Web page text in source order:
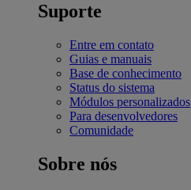
Suporte
Entre em contato
Guias e manuais
Base de conhecimento
Status do sistema
Módulos personalizados
Para desenvolvedores
Comunidade
Sobre nós